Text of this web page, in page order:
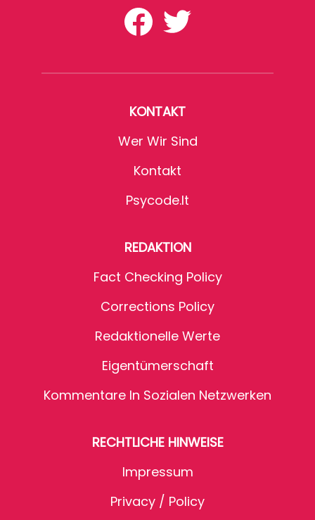
KONTAKT
Wer Wir Sind
Kontakt
Psycode.it
REDAKTION
Fact Checking Policy
Corrections Policy
Redaktionelle Werte
Eigentümerschaft
Kommentare In Sozialen Netzwerken
RECHTLICHE HINWEISE
Impressum
Privacy / Policy